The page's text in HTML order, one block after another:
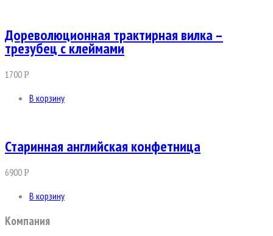
Дореволюционная трактирная вилка –
трезубец с клеймами
1700Р
В корзину
Старинная английская конфетница
6900Р
В корзину
Компания